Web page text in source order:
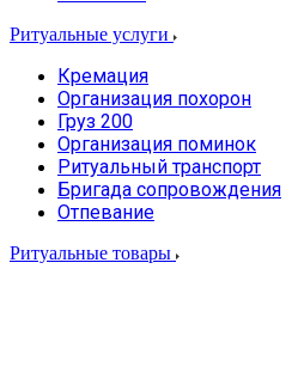
Ритуальные услуги
Кремация
Организация похорон
Груз 200
Организация поминок
Ритуальный транспорт
Бригада сопровождения
Отпевание
Ритуальные товары